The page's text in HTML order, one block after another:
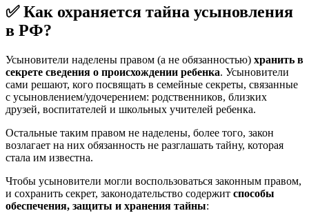
✅ Как охраняется тайна усыновления
в РФ?
Усыновители наделены правом (а не обязанностью) хранить в
секрете сведения о происхождении ребенка. Усыновители
сами решают, кого посвящать в семейные секреты, связанные
с усыновлением/удочерением: родственников, близких
друзей, воспитателей и школьных учителей ребенка.
Остальные таким правом не наделены, более того, закон
возлагает на них обязанность не разглашать тайну, которая
стала им известна.
Чтобы усыновители могли воспользоваться законным правом,
и сохранить секрет, законодательство содержит способы
обеспечения, защиты и хранения тайны: